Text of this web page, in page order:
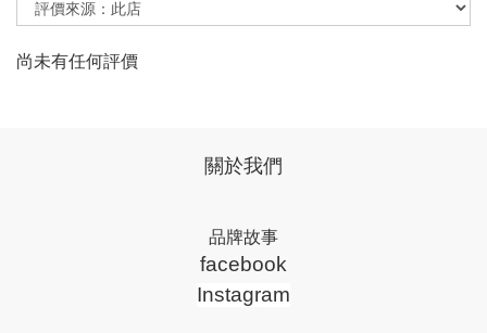
尚未有任何評價
關於我們
品牌故事
facebook
Instagram